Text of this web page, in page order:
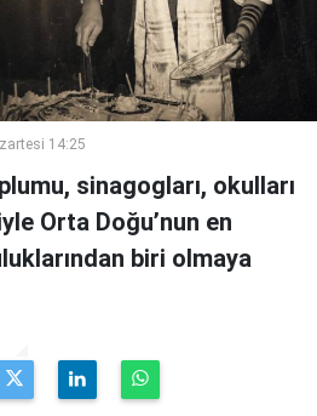
14:25
sinagogları, okulları
Orta Doğu’nun en
biri olmaya